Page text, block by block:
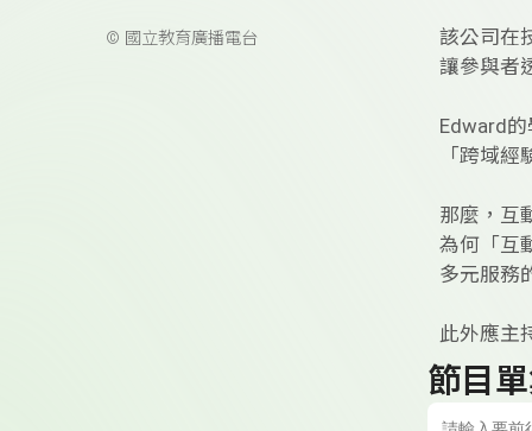
© 國立教育廣播電台
該公司在
讓參與者
Edward
「跨域
那麼，互
為何「互
多元服務
此外應主
節目